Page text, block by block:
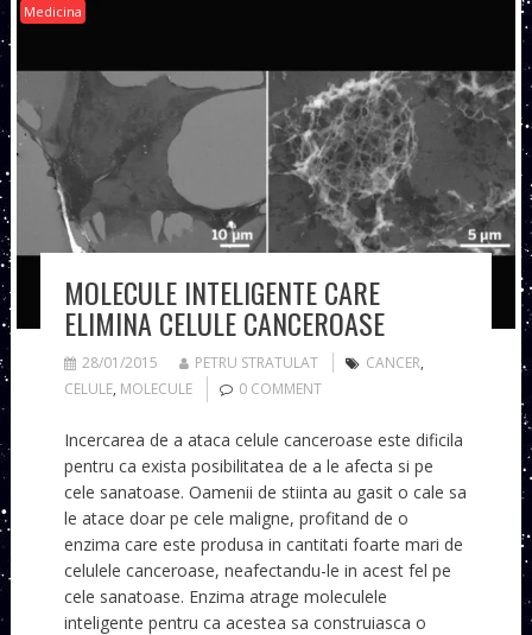
Medicina
MOLECULE INTELIGENTE CARE
ELIMINA CELULE CANCEROASE
28/01/2015 PETRU STRATULAT CANCER,
CELULE, MOLECULE 0 COMMENT
Incercarea de a ataca celule canceroase este dificila
pentru ca exista posibilitatea de a le afecta si pe
cele sanatoase. Oamenii de stiinta au gasit o cale sa
le atace doar pe cele maligne, profitand de o
enzima care este produsa in cantitati foarte mari de
celulele canceroase, neafectandu-le in acest fel pe
cele sanatoase. Enzima atrage moleculele
inteligente pentru ca acestea sa construiasca o